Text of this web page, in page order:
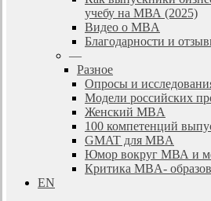
учебу на МВА (2025)
Видео о MBA
Благодарности и
—
Разное
Опросы и
Модели российских
Женский MBA
100 компетенций
GMAT для MBA
Юмор вокруг МВА и
Критика MBA-
EN